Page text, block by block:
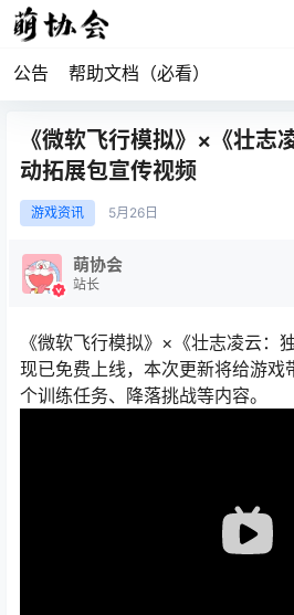
公告 帮助文档（必看）
《微软飞行模拟》×《壮志
动拓展包宣传视频
游戏资讯 5月 26日
萌协会
站长
《微软飞行模拟》×《壮志凌云：
现已免费上线，本次更新将给游戏
个训练任务、降落挑战等内容。